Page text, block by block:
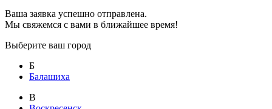
Ваша заявка успешно отправлена.
Мы свяжемся с вами в ближайшее время!
Выберите ваш город
Б
Балашиха
В